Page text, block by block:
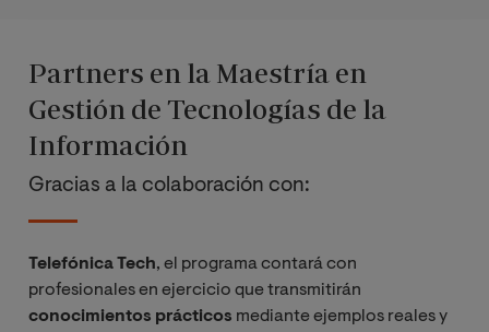
Partners en la Maestría en
Gestión de Tecnologías de la
Información
Gracias a la colaboración con:
Telefónica Tech, el programa contará con
profesionales en ejercicio que transmitirán
conocimientos prácticos mediante ejemplos reales y